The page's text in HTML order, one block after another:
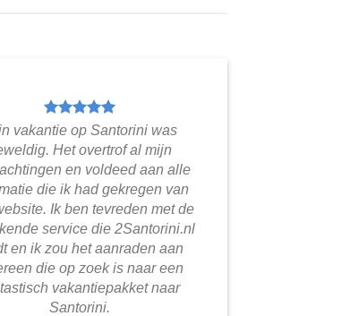
vakantie op Santorini was
Het overtrof al mijn
en voldeed aan alle
die ik had gekregen van
Ik ben tevreden met de
service die 2Santorini.nl
en ik zou het aanraden aan
die op zoek is naar een
vakantiepakket naar
Santorini.